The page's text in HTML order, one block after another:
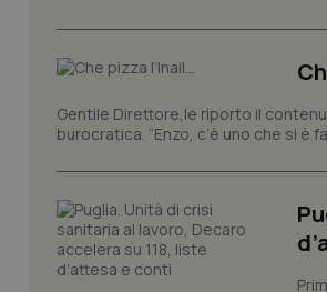
Gentile Direttore,le riporto il
burocratica. “Enzo, c’è uno che si è